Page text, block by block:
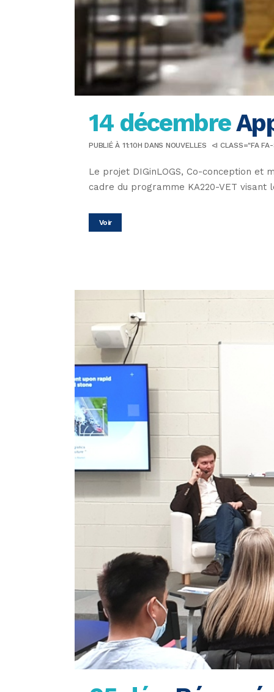
14 décembre
PUBLIÉ À 11:10H DANS NOUVELLES <I CLASS="FA
Le projet DIGinLOGS, Co-conception
cadre du programme KA220-VET
Voir